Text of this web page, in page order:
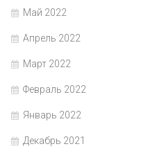
Май 2022
Апрель 2022
Март 2022
Февраль 2022
Январь 2022
Декабрь 2021